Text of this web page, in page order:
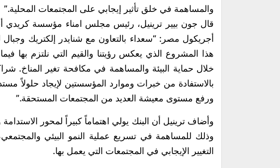
والمساهمة في خلق تأثير إيجابي على المجتمعات المحلية.”
قال جون بيير ترينيل، رئيس مجلس امناء مؤسسة كريدي
أجريكول مصر: “سعداء بالتعاون مع شنايدر إلكتريك
هذا المشروع الذي يعكس رؤيتنا والقيم التي نلتزم بها
خلال حماية البيئة والمساهمة في مكافحة تغير المناخ.
بالاستفادة من خبرات وموارد المؤسستين لإيجاد حلولاً
ورفع مستوى معيشة العديد من المجتمعات المستحقة.”
وأضاف ترينيل أن البنك يولي اهتماماً كبيراً لمحور
وذلك للمساهمة في تسريع عملية النمو البيئي
التغيير الإيجابي في المجتمعات التي يعمل بها.